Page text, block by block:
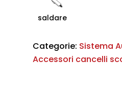
saldare
Categorie: Sistema
Accessori cancelli